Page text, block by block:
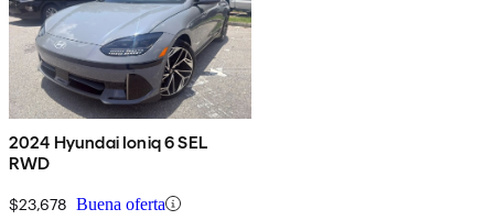
2024 Hyundai Ioniq 6 SEL
RWD
$23,678 Buena oferta